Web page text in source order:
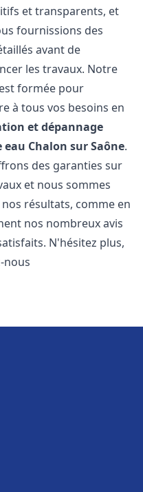
et transparents, et
fournissions des
avant de
les travaux. Notre
formée pour
à tous vos besoins en
et dépannage
eau Chalon sur Saône.
des garanties sur
et nous sommes
résultats, comme en
nos nombreux avis
N'hésitez plus,
nous